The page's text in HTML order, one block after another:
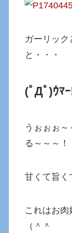
ガーリック
と・・・
(ﾟДﾟ)ｳﾏ
うぉぉぉ
る～～～！
甘くて旨く
これはお肉
（＾＾